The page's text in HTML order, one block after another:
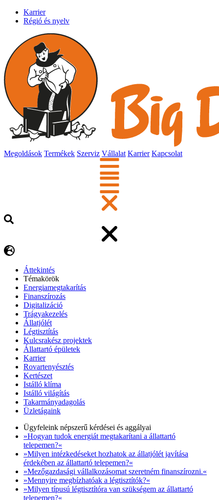
Karrier
Régió és nyelv
Megoldások Termékek Szerviz Vállalat Karrier Kapcsolat
Áttekintés
Témakörök
Energiamegtakarítás
Finanszírozás
Digitalizáció
Trágyakezelés
Állatjólét
Légtisztítás
Kulcsrakész projektek
Állattartó épületek
Karrier
Rovartenyésztés
Kertészet
Istálló klíma
Istálló világítás
Takarmányadagolás
Üzletágaink
Ügyfeleink népszerű kérdései és aggályai
»Hogyan tudok energiát megtakarítani a állattartó
telepemen?«
»Milyen intézkedéseket hozhatok az állatjólét javítása
érdekében az állattartó telepemen?«
»Mezőgazdasági vállalkozásomat szeretném finanszírozni.«
»Mennyire megbízhatóak a légtisztítók?«
»Milyen típusú légtisztítóra van szükségem az állattartó
telepemen?«